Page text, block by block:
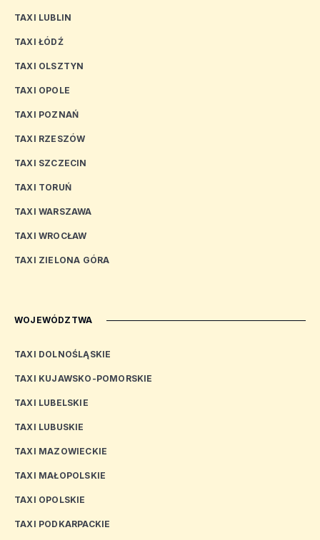
TAXI LUBLIN
TAXI ŁÓDŹ
TAXI OLSZTYN
TAXI OPOLE
TAXI POZNAŃ
TAXI RZESZÓW
TAXI SZCZECIN
TAXI TORUŃ
TAXI WARSZAWA
TAXI WROCŁAW
TAXI ZIELONA GÓRA
WOJEWÓDZTWA
TAXI DOLNOŚLĄSKIE
TAXI KUJAWSKO-POMORSKIE
TAXI LUBELSKIE
TAXI LUBUSKIE
TAXI MAZOWIECKIE
TAXI MAŁOPOLSKIE
TAXI OPOLSKIE
TAXI PODKARPACKIE